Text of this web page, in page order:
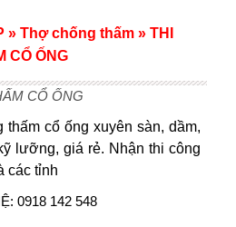
CỔ ỐNG
cổ ống xuyên sàn, dầm,
lưỡng, giá rẻ. Nhận thi công
các tỉnh
0918 142 548
» Thợ chống thấm » THI
CỔ ỐNG